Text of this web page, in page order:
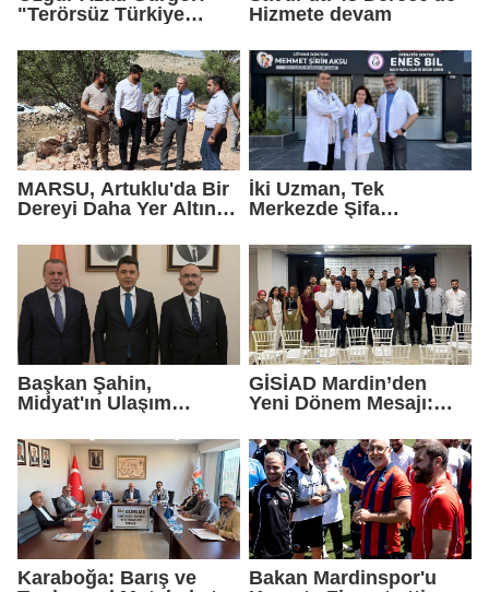
"Terörsüz Türkiye
Turizmi İçin Yeni Bir
Dönemin Başlangıcıdır"
Hizmete devam
MARSU, Artuklu'da Bir
Dereyi Daha Yer Altına
İki Uzman, Tek
Merkezde Şifa
Başkan Şahin,
Midyat'ın Ulaşım
Taşıdı
GİSİAD Mardin’den
Yeni Dönem Mesajı:
Daha Çok Üretim
Karaboğa: Barış ve
Bakan Mardinspor'u